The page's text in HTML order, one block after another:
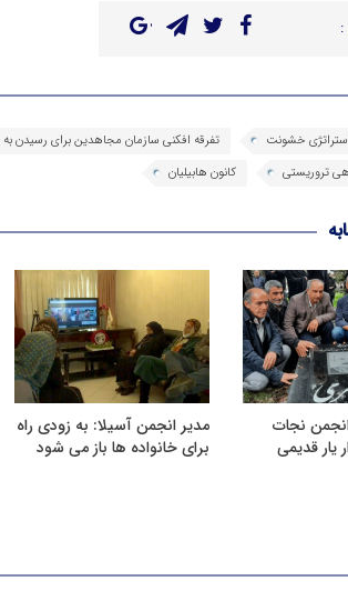
:
خشونت
تفرقه افکنی سازمان مجاهدین برای رسیدن
تروریستی
کانون هابیلیان
نجات
یار قدیمی
مدیر انجمن آسیلا: به زودی راه
برای خانواده ها باز می شود